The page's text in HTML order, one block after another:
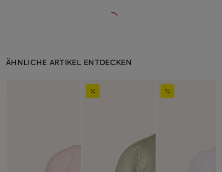
ÄHNLICHE ARTIKEL ENTDECKEN